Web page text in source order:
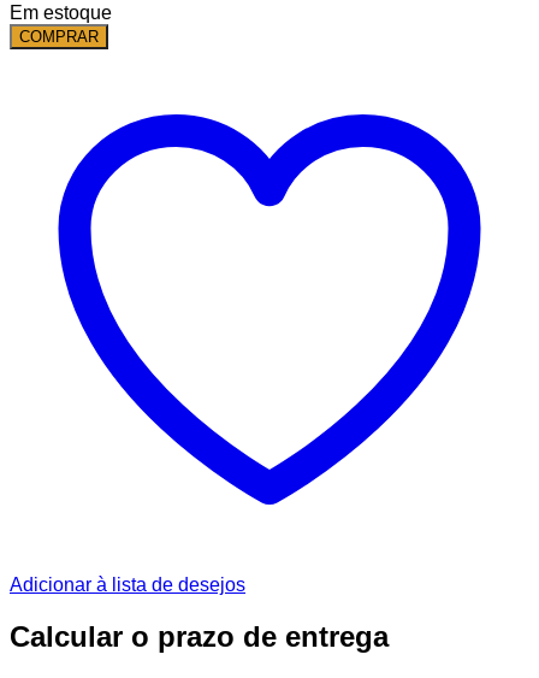
Em estoque
COMPRAR
Adicionar à lista de desejos
Calcular o prazo de entrega